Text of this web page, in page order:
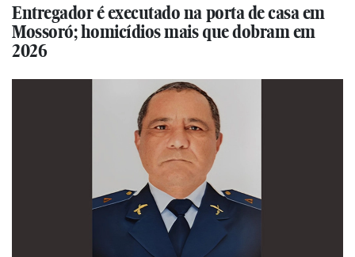
Entregador é executado na porta de casa em
Mossoró; homicídios mais que dobram em
2026